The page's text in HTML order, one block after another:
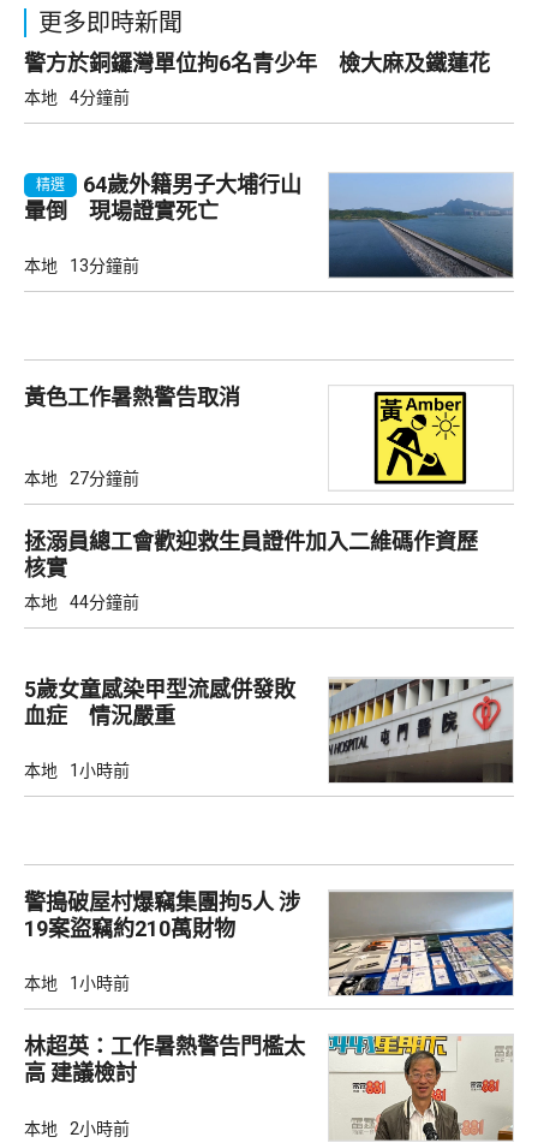
更多即時新聞
警方於銅鑼灣單位拘6名青少年 檢大麻及鐵蓮花
本地 4分鐘前
精選
64歲外籍男子大埔行山
暈倒 現場證實死亡
本地 13分鐘前
黃色工作暑熱警告取消
本地 27分鐘前
拯溺員總工會歡迎救生員證件加入二維碼作資歷
核實
本地 44分鐘前
5歲女童感染甲型流感併發敗
血症 情況嚴重
本地 1小時前
警搗破屋村爆竊集團拘5人 涉
19案盜竊約210萬財物
本地 1小時前
林超英：工作暑熱警告門檻太
高 建議檢討
本地 2小時前